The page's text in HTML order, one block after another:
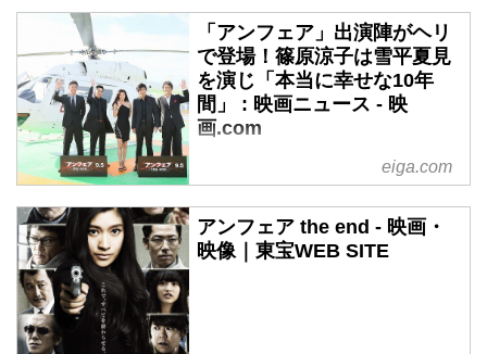
「アンフェア」出演陣がヘリ
で登場！篠原涼子は雪平夏見
を演じ「本当に幸せな10年
間」 : 映画ニュース - 映
画.com
篠原涼子主演の人気シリーズ最終
章「アンフェアtheend」のジャパ
ンプレミアが8月18日、東京・
TOHOシネマズ六本木ヒルズで行
eiga.com
アンフェア the end - 映画・
映像｜東宝WEB SITE